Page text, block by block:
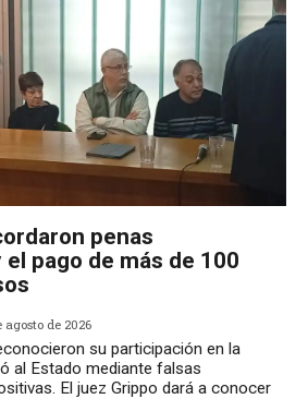
penas
pago de más de 100
agosto de 2026
su participación en la
al Estado mediante falsas
El juez Grippo dará a conocer